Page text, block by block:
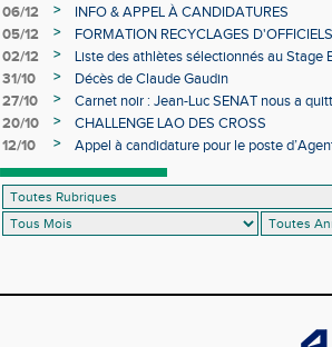
06/12
>
INFO & APPEL À CANDIDATURES
05/12
>
FORMATION RECYCLAGES D'OFFICIELS
02/12
>
Liste des athlètes sélectionnés au Stage
31/10
>
Décès de Claude Gaudin
27/10
>
Carnet noir : Jean-Luc SENAT nous a
20/10
>
CHALLENGE LAO DES CROSS
12/10
>
Appel à candidature pour le poste